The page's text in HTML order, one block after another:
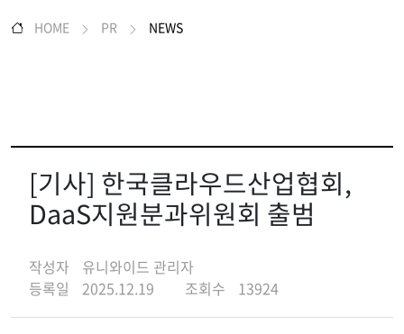
HOME PR NEWS
[기사] 한국클라우드산업협회,
DaaS지원분과위원회 출범
작성자
유니와이드 관리자
등록일
2025.12.19 조회수 13924